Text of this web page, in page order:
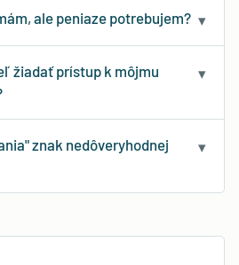
ale peniaze potrebujem? ▾
žiadať prístup k môjmu
▾
znak nedôveryhodnej
▾